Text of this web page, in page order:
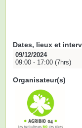
Dates, lieux et
09/12/2024
09:00 - 17:00 (7hrs)
Organisateur(s)